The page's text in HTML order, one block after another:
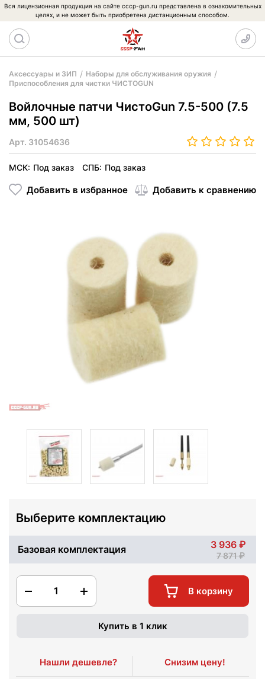
Вся лицензионная продукция на сайте cccp-gun.ru представлена в ознакомительных
целях, и не может быть приобретена дистанционным способом.
Аксессуары и ЗИП
Наборы для обслуживания оружия
Приспособления для чистки ЧИСТОGUN
Войлочные патчи ЧистоGun 7.5-500 (7.5
мм, 500 шт)
Арт. 31054636
МСК: Под заказ СПБ: Под заказ
Добавить в избранное Добавить к сравнению
Выберите комплектацию
Базовая комплектация 3 936
7 871
1 В корзину
Купить в 1 клик
Нашли дешевле? Снизим цену!